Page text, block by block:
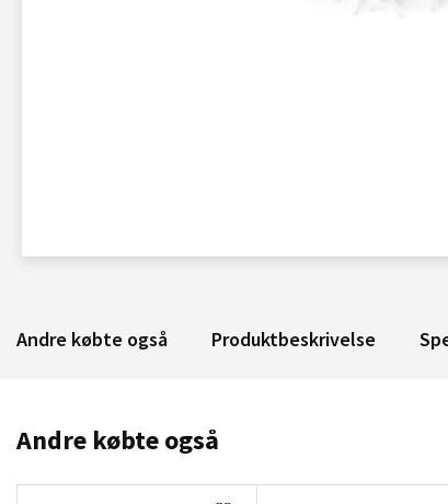
Andre købte også Produktbeskrivelse
Andre købte også